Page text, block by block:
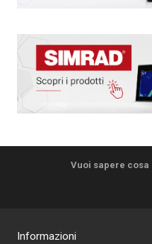
Vuoi sapere cosa
Informazioni